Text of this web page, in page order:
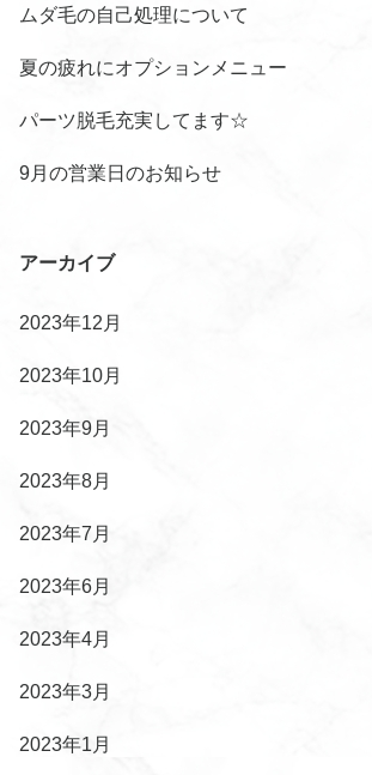
ムダ毛の自己処理について
夏の疲れにオプションメニュー
パーツ脱毛充実してます☆
9月の営業日のお知らせ
アーカイブ
2023年12月
2023年10月
2023年9月
2023年8月
2023年7月
2023年6月
2023年4月
2023年3月
2023年1月